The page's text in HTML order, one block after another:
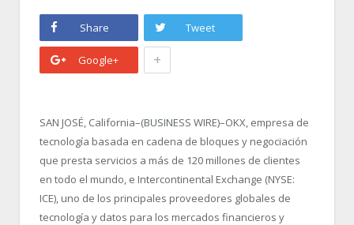
Share Tweet
Google+ +
SAN JOSÉ, California–(BUSINESS WIRE)–OKX, empresa de
tecnología basada en cadena de bloques y negociación
que presta servicios a más de 120 millones de clientes
en todo el mundo, e Intercontinental Exchange (NYSE:
ICE), uno de los principales proveedores globales de
tecnología y datos para los mercados financieros y